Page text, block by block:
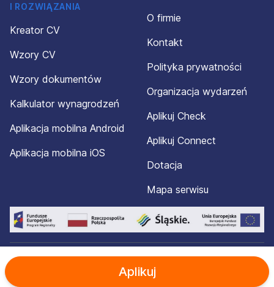
Aplikuj
I ROZWIĄZANIA
Kreator CV
Wzory CV
Wzory dokumentów
Kalkulator wynagrodzeń
Aplikacja mobilna Android
Aplikacja mobilna iOS
O firmie
Kontakt
Polityka prywatności
Organizacja wydarzeń
Aplikuj Check
Aplikuj Connect
Dotacja
Mapa serwisu
© 2012-2026 Aplikuj.pl®. Wszelkie prawa zastrzeżone.